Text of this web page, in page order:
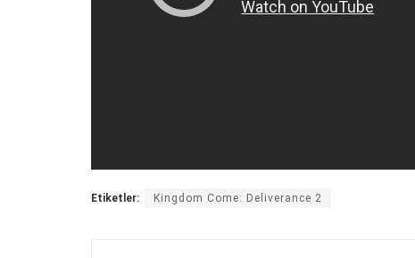
Etiketler: Kingdom Come: Deliverance 2